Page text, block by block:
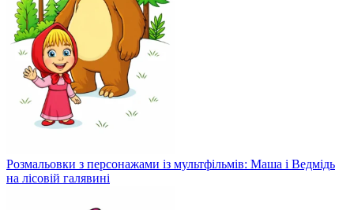
Розмальовки з персонажами із мультфільмів: Маша і Ведмідь
на лісовій галявині